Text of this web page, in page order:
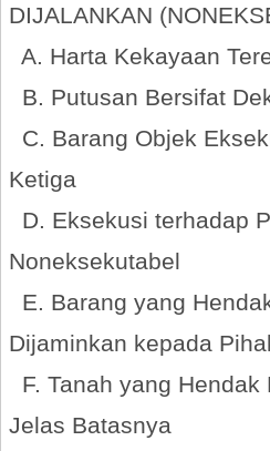
DIJALANKAN
A. Harta Kekayaan
B. Putusan Bersifat
C. Barang Objek
Ketiga
D. Eksekusi terhadap
Noneksekutabel
E. Barang yang
Dijaminkan kepada
F. Tanah yang Hendak
Jelas Batasnya